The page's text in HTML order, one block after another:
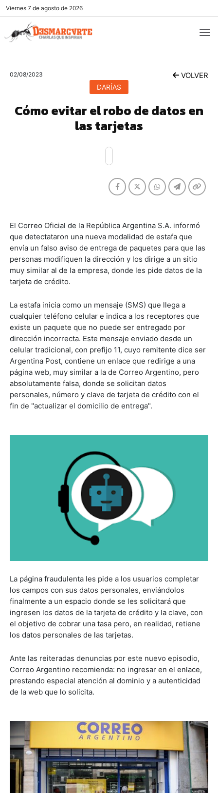
Viernes 7 de agosto de 2026
02/08/2023 VOLVER
DARÍAS
Cómo evitar el robo de datos en
las tarjetas
El Correo Oficial de la República Argentina S.A. informó
que detectataron una nueva modalidad de estafa que
envía un falso aviso de entrega de paquetes para que las
personas modifiquen la dirección y los dirige a un sitio
muy similar al de la empresa, donde les pide datos de la
tarjeta de crédito.
La estafa inicia como un mensaje (SMS) que llega a
cualquier teléfono celular e indica a los receptores que
existe un paquete que no puede ser entregado por
dirección incorrecta. Este mensaje enviado desde un
celular tradicional, con prefijo 11, cuyo remitente dice ser
Argentina Post, contiene un enlace que redirige a una
página web, muy similar a la de Correo Argentino, pero
absolutamente falsa, donde se solicitan datos
personales, número y clave de tarjeta de crédito con el
fin de "actualizar el domicilio de entrega".
La página fraudulenta les pide a los usuarios completar
los campos con sus datos personales, enviándolos
finalmente a un espacio donde se les solicitará que
ingresen los datos de la tarjeta de crédito y la clave, con
el objetivo de cobrar una tasa pero, en realidad, retiene
los datos personales de las tarjetas.
Ante las reiteradas denuncias por este nuevo episodio,
Correo Argentino recomienda: no ingresar en el enlace,
prestando especial atención al dominio y a autenticidad
de la web que lo solicita.